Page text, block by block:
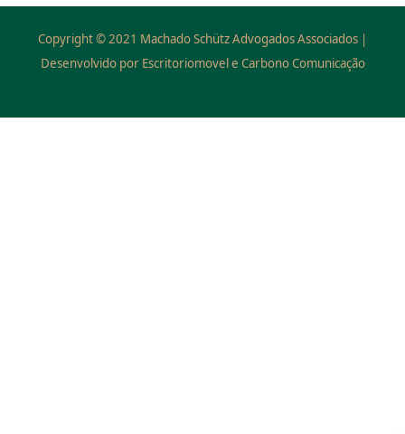
Copyright © 2021 Machado Schütz Advogados Associados |
Desenvolvido por Escritoriomovel e Carbono Comunicação